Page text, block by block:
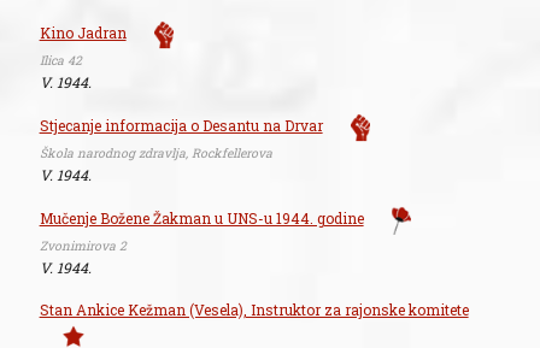
Kino Jadran
Ilica 42
V. 1944.
Stjecanje informacija o Desantu na Drvar
Škola narodnog zdravlja, Rockfellerova
V. 1944.
Mučenje Božene Žakman u UNS-u 1944. godine
Zvonimirova 2
V. 1944.
Stan Ankice Kežman (Vesela), Instruktor za rajonske komitete